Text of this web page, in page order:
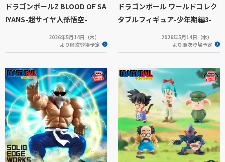
ドラゴンボールZ BLOOD OF SA
IYANS-超サイヤ人孫悟空-
2026年5月14日（木）
より順次登場予定
ドラゴンボール ワールドコレク
タブルフィギュア-少年期編3-
2026年5月14日（木）
より順次登場予定